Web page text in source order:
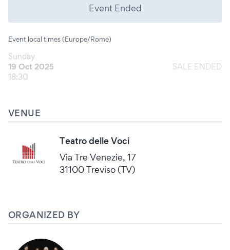
Event Ended
Event local times (Europe/Rome)
Sunday
19 Oct 2025
18:30
SALE ENDED
VENUE
Teatro delle Voci
Via Tre Venezie, 17
31100 Treviso (TV)
ORGANIZED BY